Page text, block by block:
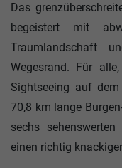
Das
begeistert mit
Traumlandschaft
Wegesrand. Für
Sightseeing auf
70,8 km lange
sechs
einen richtig